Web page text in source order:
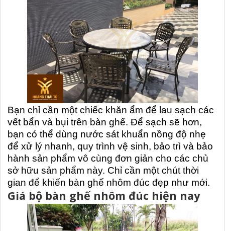
Bạn chỉ cần một chiếc khăn ẩm để lau sạch các
vết bẩn và bụi trên bàn ghế. Để sạch sẽ hơn,
bạn có thể dùng nước sát khuẩn nồng độ nhẹ
để xử lý nhanh, quy trình vệ sinh, bảo trì và bảo
hành sản phẩm vô cùng đơn giản cho các chủ
sở hữu sản phẩm này. Chỉ cần một chút thời
gian để khiến bàn ghế nhôm đúc đẹp như mới.
Giá bộ bàn ghế nhôm đúc hiện nay